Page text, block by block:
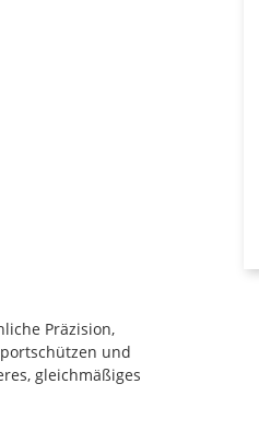
Präzision,
und
gleichmäßiges